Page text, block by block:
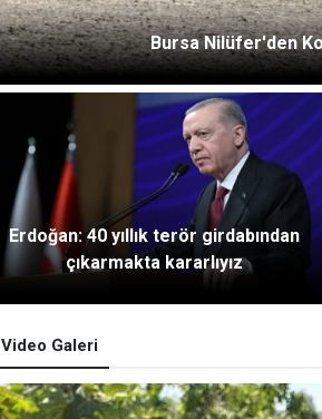
Bursa Nilüfer'den
Erdoğan: 40 yıllık terör girdabından
çıkarmakta kararlıyız
Video Galeri